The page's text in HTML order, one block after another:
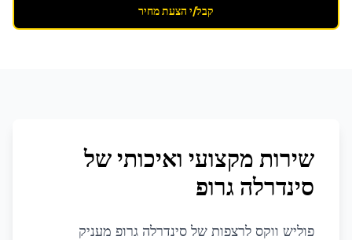
קבל/י הצעת מחיר
שירות מקצועי ואיכותי של
סינדרלה גרופ
פוליש ווקס לרצפות של סינדרלה גרופ מעניק